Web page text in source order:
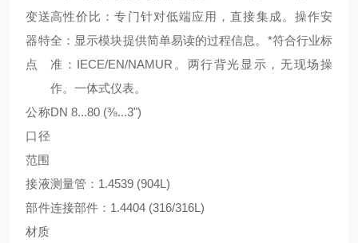
变送
器特
点
高性价比：专门针对低端应用，直接集成。操作安
全：显示模块提供简单易读的过程信息。*符合行业标
准：IECE/EN/NAMUR。两行背光显示，无现场操
作。一体式仪表。
公称
口径
范围
DN 8...80 (⅜...3")
接液
部件
材质
测量管：1.4539 (904L)
连接部件：1.4404 (316/316L)